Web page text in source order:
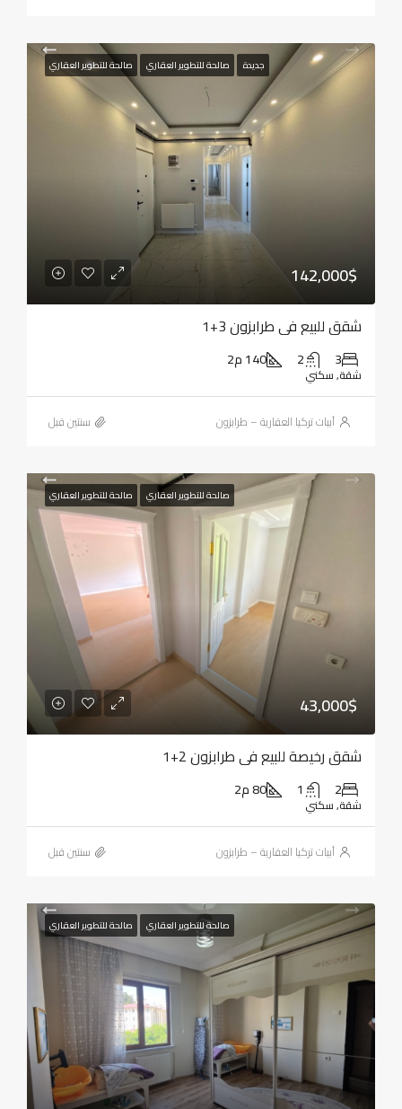
جديدة صالحة للتطوير العقاري صالحة للتطوير العقاري
142,000$
شقق للبيع في طرابزون 3+1
3
2 140 م2
شقة, سكني
أبيات تركيا العقارية – طرابزون ‏سنتين قبل
صالحة للتطوير العقاري صالحة للتطوير العقاري
43,000$
شقق رخيصة للبيع في طرابزون 2+1
2
1 80 م2
شقة, سكني
أبيات تركيا العقارية – طرابزون ‏سنتين قبل
صالحة للتطوير العقاري صالحة للتطوير العقاري